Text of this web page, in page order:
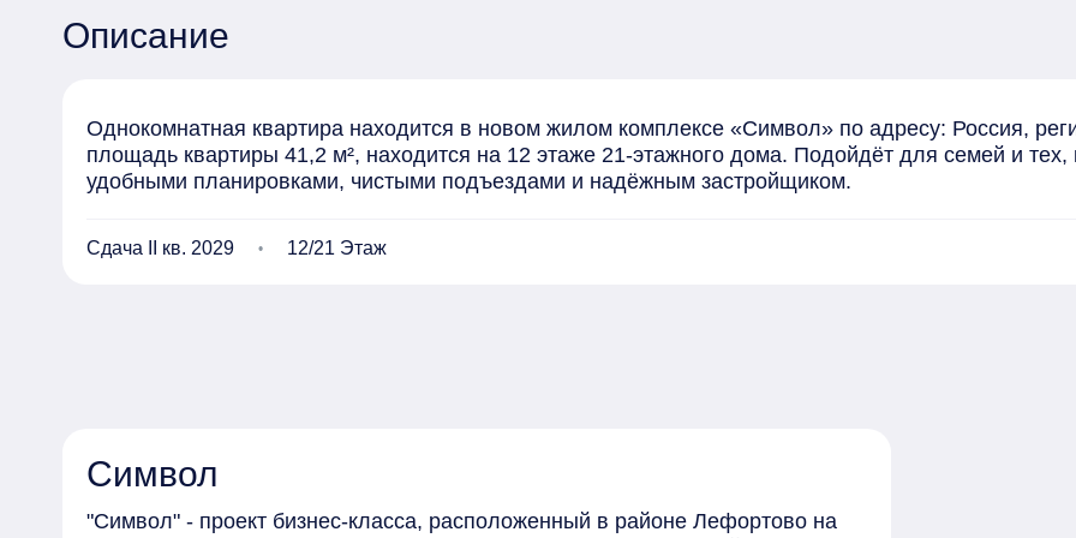
Описание
Однокомнатная квартира находится в новом жилом комплексе «Символ» по адресу: Россия,
площадь квартиры 41,2 м², находится на 12 этаже 21-этажного дома. Подойдёт для семей и тех,
удобными планировками, чистыми подъездами и надёжным застройщиком.
Сдача II кв. 2029 12/21 Этаж
Символ
"Символ" - проект бизнес-класса, расположенный в районе Лефортово на